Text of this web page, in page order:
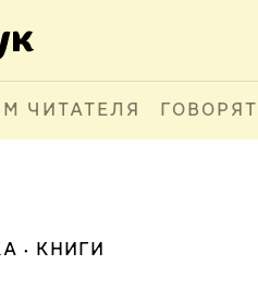
ЧИТАТЕЛЯ
КНИГИ